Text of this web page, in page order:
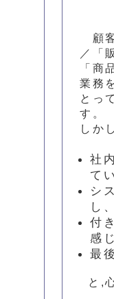
顧
／「
「商
業務
とっ
す。
しか
社
て
シ
し
付
感
最
と,